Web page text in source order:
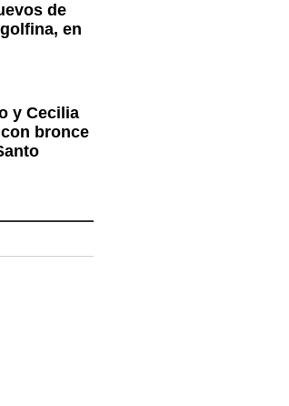
de
en
y Cecilia
bronce